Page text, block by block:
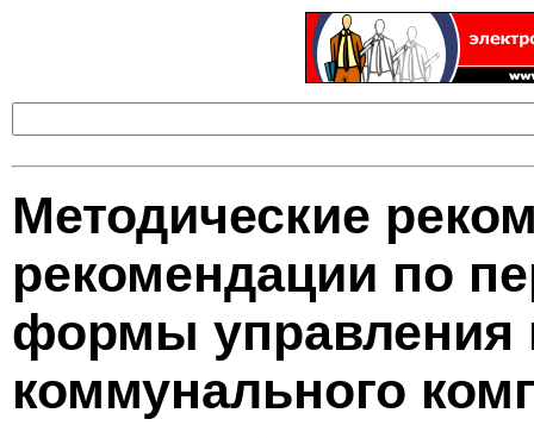
Методические
рекомендации по
формы управления
коммунального